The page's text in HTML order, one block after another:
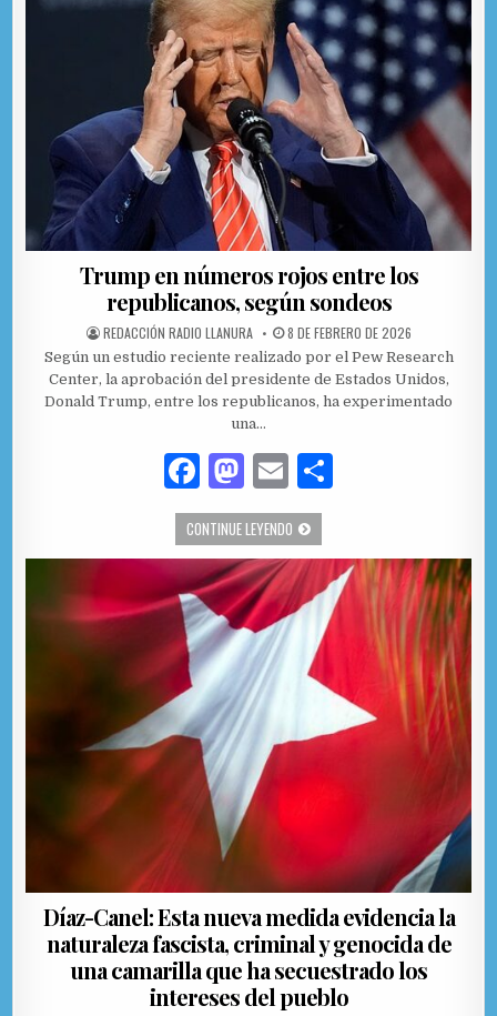
Trump en números rojos entre los
republicanos, según sondeos
AUTHOR:
REDACCIÓN RADIO LLANURA PUBLISHED DATE:
8 DE FEBRERO DE 2026
Según un estudio reciente realizado por el Pew Research
Center, la aprobación del presidente de Estados Unidos,
Donald Trump, entre los republicanos, ha experimentado
una…
F
a
c
e
b
o
o
k
M
as
to
d
o
n
E
m
ai
l
p
ar
ti
CONTINUE LEYENDO TRUMP EN NÚMEROS ROJOS ENTRE
Díaz-Canel: Esta nueva medida evidencia la
naturaleza fascista, criminal y genocida de
una camarilla que ha secuestrado los
intereses del pueblo